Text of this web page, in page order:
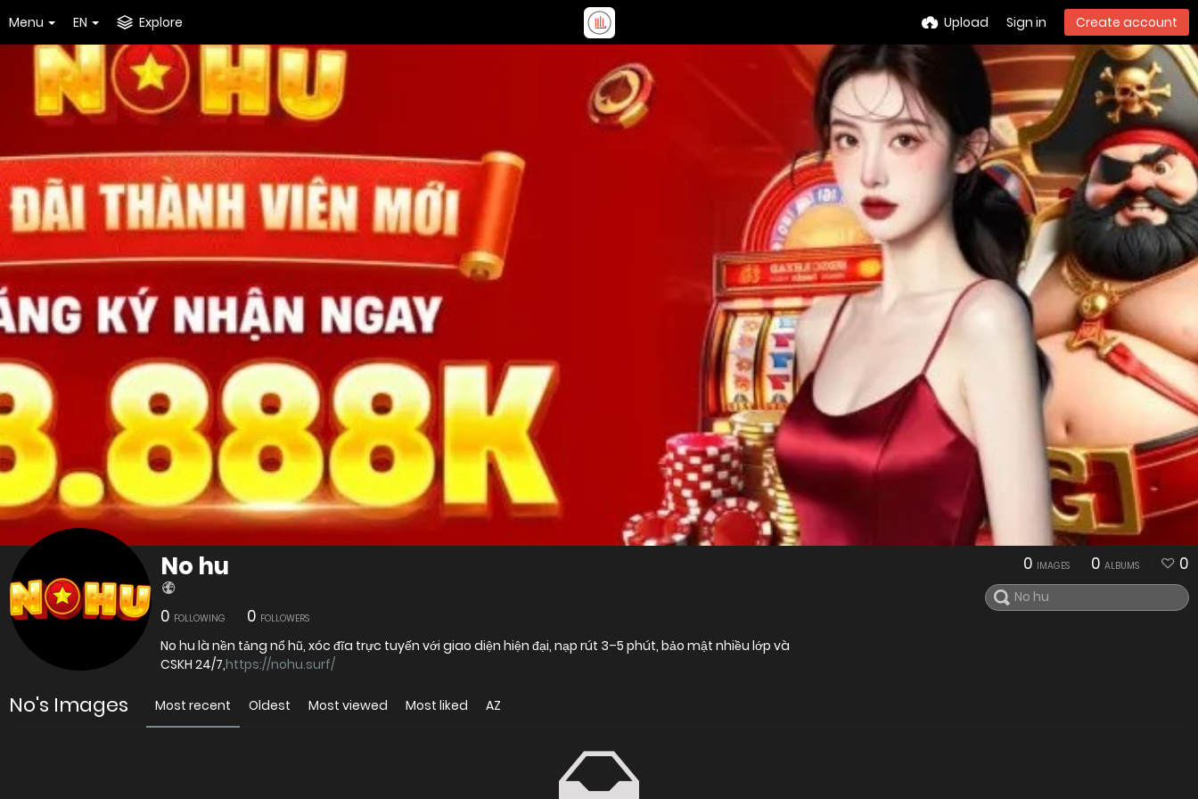
Menu EN Explore Upload Sign in Create account
No hu
0 FOLLOWING 0 FOLLOWERS
No hu là nền tảng nổ hũ, xóc đĩa trực tuyến với giao diện hiện đại, nạp rút 3–5 phút, bảo mật nhiều lớp và
CSKH 24/7,https://nohu.surf/
0 IMAGES 0 ALBUMS 0
No's Images Most recent Oldest Most viewed Most liked AZ